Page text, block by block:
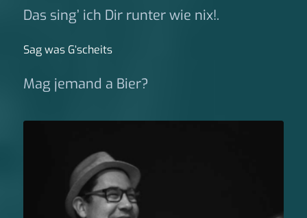
Das sing’ ich Dir runter wie nix!.
Sag was G‘scheits
Mag jemand a Bier?